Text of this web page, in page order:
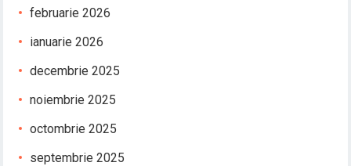
februarie 2026
ianuarie 2026
decembrie 2025
noiembrie 2025
octombrie 2025
septembrie 2025